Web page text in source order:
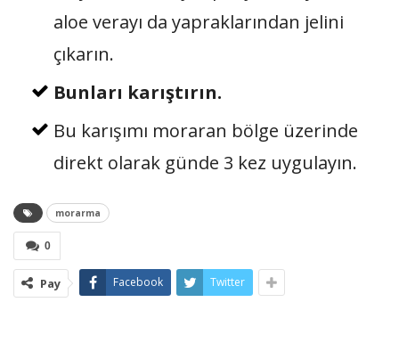
aloe verayı da yapraklarından jelini
çıkarın.
Bunları karıştırın.
Bu karışımı moraran bölge üzerinde
direkt olarak günde 3 kez uygulayın.
morarma
0
Pay Facebook Twitter